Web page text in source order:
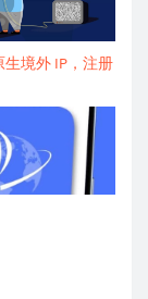
生境外 IP，注册